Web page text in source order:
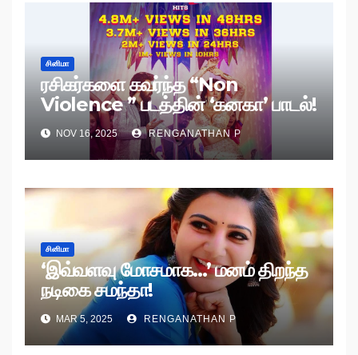
சினிமா
ரசிகர்களை கவர்ந்த “Non
Violence ” படத்தின் ‘கனகா’ பாடல்!
NOV 16, 2025 RENGANATHAN P
சினிமா
‘இவ்வளவு மோசமாக…’ மனம் திறந்த
நடிகை சமந்தா!
MAR 5, 2025 RENGANATHAN P